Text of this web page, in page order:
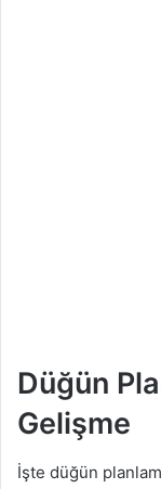
Düğün
Gelişme
İşte düğün